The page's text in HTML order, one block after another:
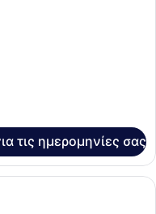
τις ημερομηνίες σας
με ένα